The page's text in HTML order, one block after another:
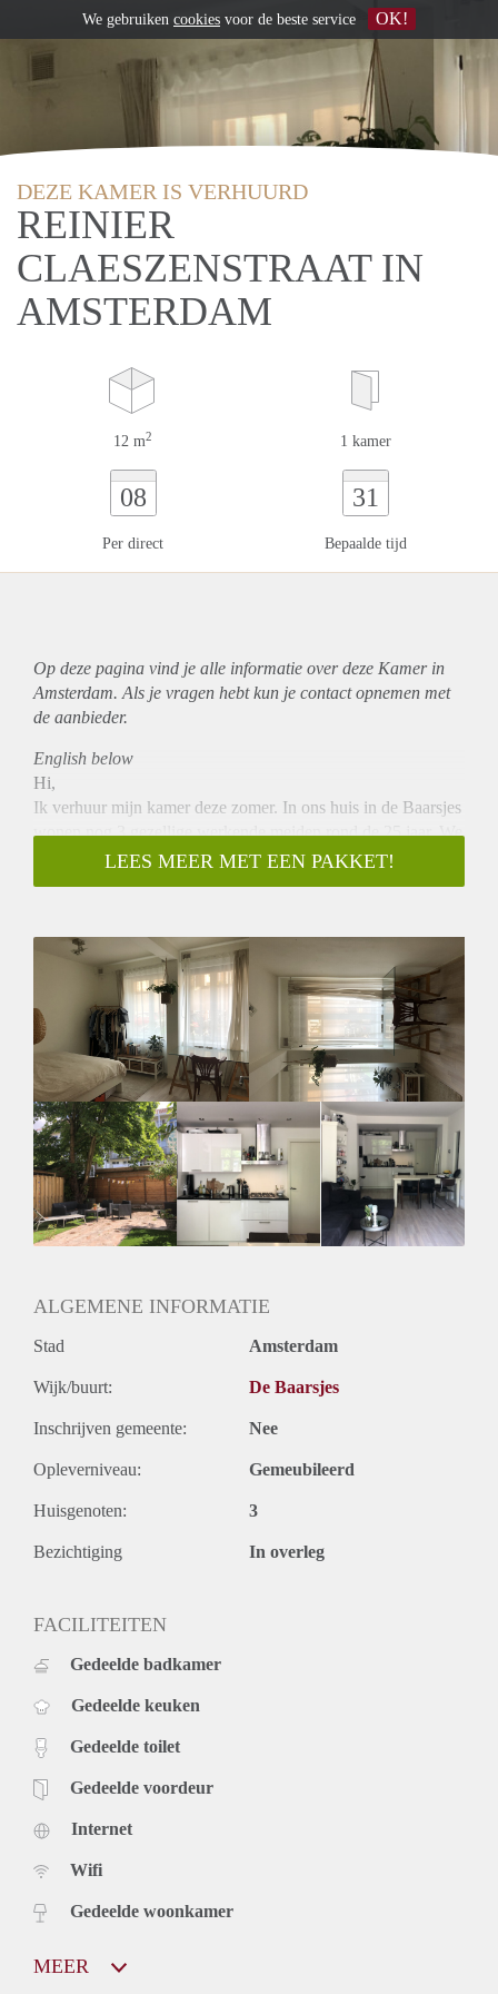
DEZE KAMER IS VERHUURD
REINIER
CLAESZENSTRAAT IN
AMSTERDAM
12 m2 1 kamer
08
Per direct
31
Bepaalde tijd
Op deze pagina vind je alle informatie over deze Kamer in
Amsterdam. Als je vragen hebt kun je contact opnemen met
de aanbieder.
English below
Hi,
Ik verhuur mijn kamer deze zomer. In ons huis in de Baarsjes
wonen nog 3 gezellige werkende meiden rond de 25 jaar. We
delen de woonkamer, badkamer, keuken en grote (!) tuin,
waar de hele dag de zon op staat! De kamer is €715 per
Hi guys, I'm renting out my room this summer. Looking for a
girl around the age of 25 to join my 3 other amazing
roommates. We share the living room, kitchen, bathroom and
huge (!) garden, where the sun shines all day long! The room
is €715 per month all in. PM for more info!
Cheers
LEES MEER MET EEN PAKKET!
ALGEMENE INFORMATIE
Stad Amsterdam
Wijk/buurt: De Baarsjes
Inschrijven gemeente: Nee
Opleverniveau: Gemeubileerd
Huisgenoten: 3
Bezichtiging In overleg
FACILITEITEN
Gedeelde badkamer
Gedeelde keuken
Gedeelde toilet
Gedeelde voordeur
Internet
Wifi
Gedeelde woonkamer
MEER
We gebruiken cookies voor de beste service OK!